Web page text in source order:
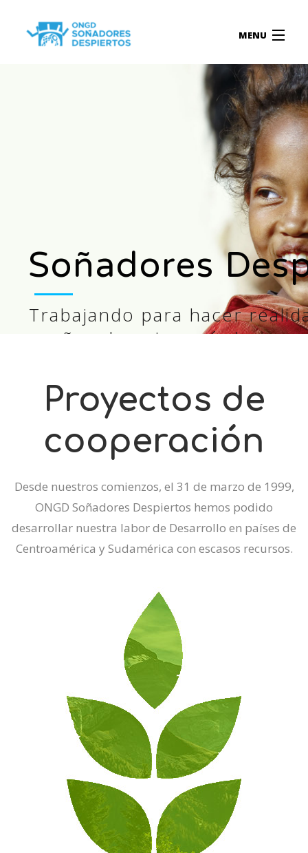
MENU
Proyectos de
cooperación
Desde nuestros comienzos, el 31 de marzo de 1999,
ONGD Soñadores Despiertos hemos podido
desarrollar nuestra labor de Desarrollo en países de
Centroamérica y Sudamérica con escasos recursos.